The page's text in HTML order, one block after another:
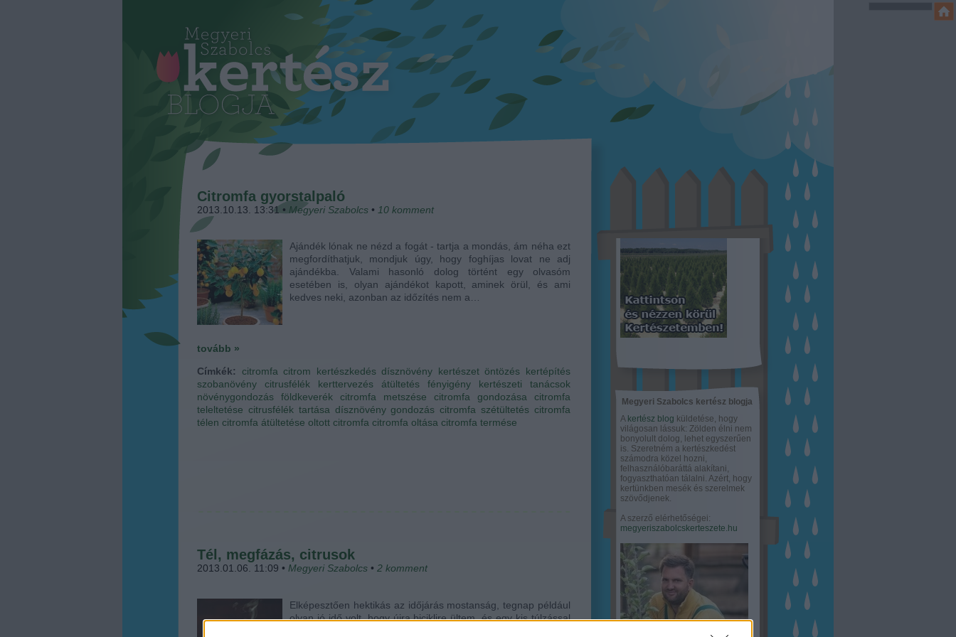
Citromfa gyorstalpaló
2013.10.13. 13:31 • Megyeri Szabolcs • 10 komment
Ajándék lónak ne nézd a fogát - tartja a mondás, ám néha ezt
megfordíthatjuk, mondjuk úgy, hogy foghíjas lovat ne adj
ajándékba. Valami hasonló dolog történt egy olvasóm
esetében is, olyan ajándékot kapott, aminek örül, és ami
kedves neki, azonban az időzítés nem a…
tovább »
Címkék: citromfa citrom kertészkedés dísznövény kertészet öntözés
kertépítés
szobanövény
citrusfélék kerttervezés átültetés fényigény
kertészeti tanácsok
növénygondozás
földkeverék citromfa metszése citromfa gondozása
citromfa
teleltetése citrusfélék tartása dísznövény gondozás citromfa szétültetés citromfa
télen citromfa átültetése oltott citromfa citromfa oltása citromfa termése
Tél, megfázás, citrusok
2013.01.06. 11:09 • Megyeri Szabolcs • 2 komment
Elképesztően hektikás az időjárás mostanság, tegnap például
olyan jó idő volt, hogy újra biciklire ültem, és egy kis túlzással
Megyeri Szabolcs kertész blogja
A kertész blog küldetése, hogy
világosan lássuk: Zölden élni nem
bonyolult dolog, lehet egyszerűen
is. Szeretném a kertészkedést
számodra közel hozni,
felhasználóbaráttá alakítani,
fogyaszthatóan tálalni. Azért, hogy
kertünkben mesék és szerelmek
szövődjenek.
A szerző elérhetőségei:
megyeriszabolcskerteszete.hu